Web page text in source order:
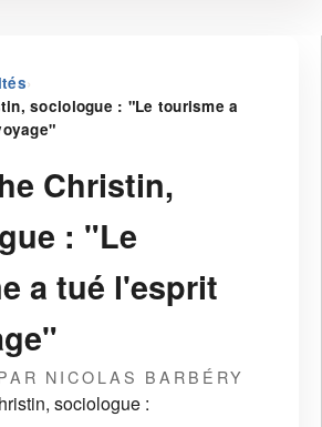
›
sociologue : "Le tourisme a
Christin,
: "Le
a tué l'esprit
NICOLAS BARBÉRY